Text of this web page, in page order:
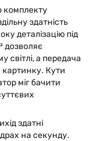
комплекту
здатність
деталізацію під
дозволяє
світлі, а передача
картинку. Кути
міг бачити
здатні
на секунду.